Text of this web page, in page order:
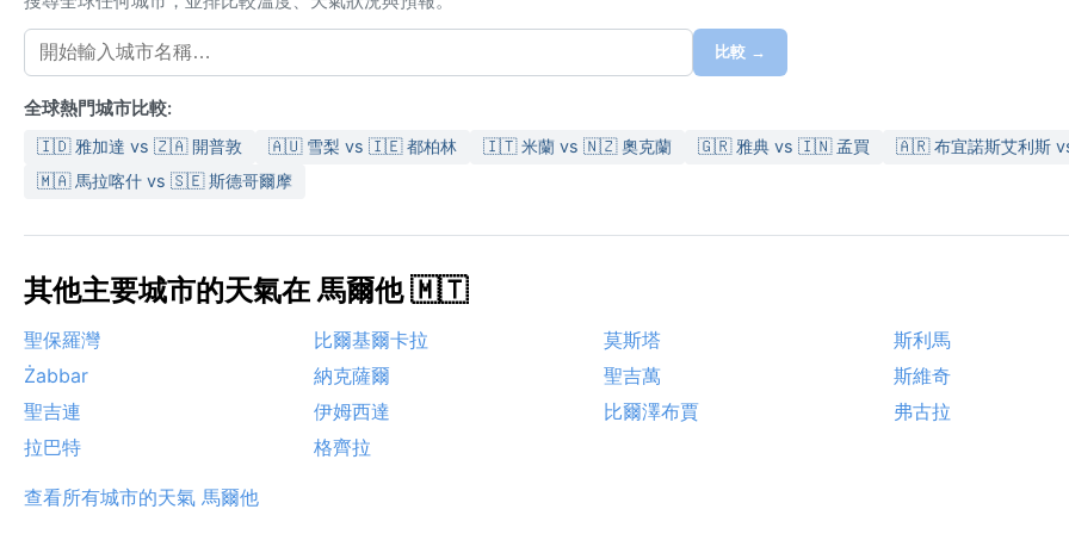
比較 →
全球熱門城市比較:
🇮🇩 雅加達 vs 🇿🇦 開普敦 🇦🇺 雪梨 vs 🇮🇪 都柏林 🇮🇹 米蘭 vs 🇳🇿 奧克蘭 🇬🇷 雅典 vs 🇮🇳 孟買
🇦🇷 布宜諾斯艾利斯
🇲🇦 馬拉喀什 vs 🇸🇪 斯德哥爾摩
其他主要城市的天氣在 馬爾他 🇲🇹
聖保羅灣 比爾基爾卡拉 莫斯塔
斯利馬
Żabbar
納克薩爾 聖吉萬
斯維奇
聖吉連
伊姆西達 比爾澤布賈
弗古拉
拉巴特
格齊拉
查看所有城市的天氣 馬爾他